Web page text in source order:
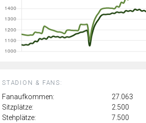
STADION & FANS:
Fanaufkommen:
27.063
Sitzplätze:
2.500
Stehplätze:
7.500